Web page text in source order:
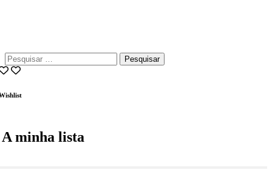
Pesquisar
por:
A minha lista